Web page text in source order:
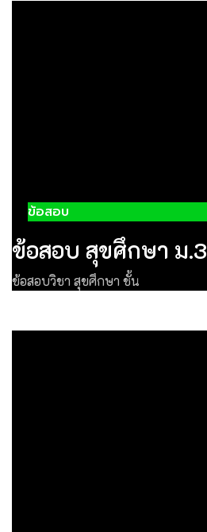
ข้อสอบ
ข้อสอบ สุขศึกษา ม.3
ข้อสอบวิชา สุขศึกษา ชั้น